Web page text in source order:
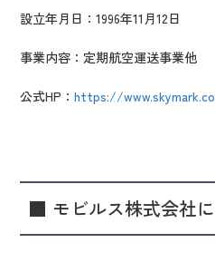
設立年月日：1996年11月12日
事業内容：定期航空運送事業他
公式HP：https://
■ モビルス株式会社